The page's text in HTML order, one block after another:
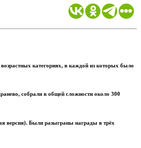
категориях, в каждой из которых было
собрали в общей сложности около 300
версия). Были разыграны награды в трёх